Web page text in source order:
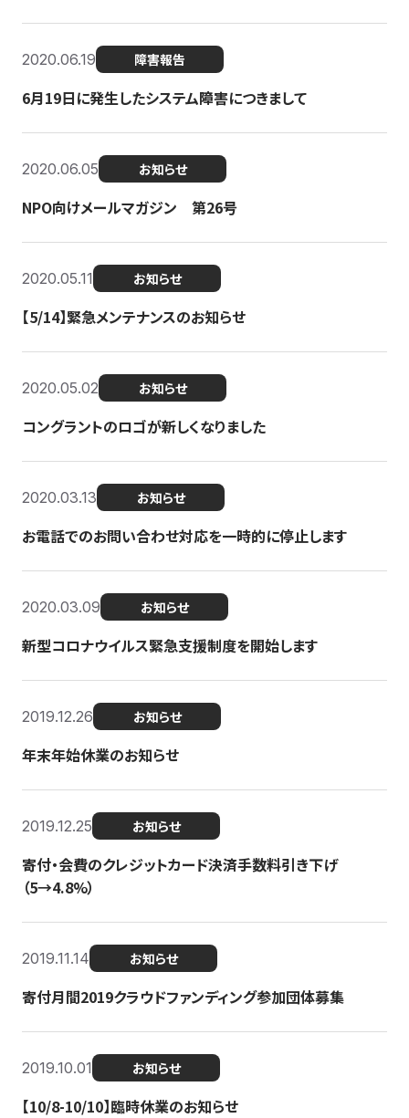
2020.06.19 障害報告
6月19日に発生したシステム障害につきまして
2020.06.05 お知らせ
NPO向けメールマガジン 第26号
2020.05.11 お知らせ
【5/14】緊急メンテナンスのお知らせ
2020.05.02 お知らせ
コングラントのロゴが新しくなりました
2020.03.13 お知らせ
お電話でのお問い合わせ対応を一時的に停止します
2020.03.09 お知らせ
新型コロナウイルス緊急支援制度を開始します
2019.12.26 お知らせ
年末年始休業のお知らせ
2019.12.25 お知らせ
寄付・会費のクレジットカード決済手数料引き下げ
（5→4.8%）
2019.11.14 お知らせ
寄付月間2019クラウドファンディング参加団体募集
2019.10.01 お知らせ
【10/8-10/10】臨時休業のお知らせ